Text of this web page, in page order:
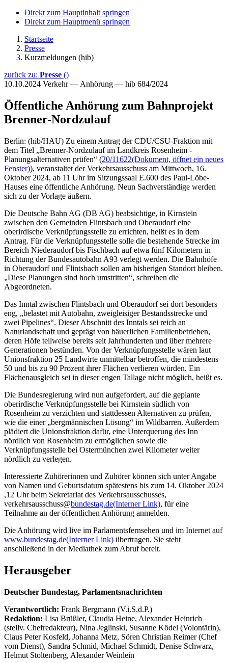
Direkt zum Hauptinhalt springen
Direkt zum Hauptmenü springen
Startseite
Presse
Kurzmeldungen (hib)
zurück zu: Presse ()
10.10.2024 Verkehr — Anhörung — hib 684/2024
Öffentliche Anhörung zum Bahnprojekt
Brenner-Nordzulauf
Berlin: (hib/HAU) Zu einem Antrag der CDU/CSU-Fraktion mit
dem Titel „Brenner-Nordzulauf im Landkreis Rosenheim -
Planungsalternativen prüfen“ (20/11622(Dokument, öffnet ein neues
Fenster)), veranstaltet der Verkehrsausschuss am Mittwoch, 16.
Oktober 2024, ab 11 Uhr im Sitzungssaal E.600 des Paul-Löbe-
Hauses eine öffentliche Anhörung. Neun Sachverständige werden
sich zu der Vorlage äußern.
Die Deutsche Bahn AG (DB AG) beabsichtige, in Kirnstein
zwischen den Gemeinden Flintsbach und Oberaudorf eine
oberirdische Verknüpfungsstelle zu errichten, heißt es in dem
Antrag. Für die Verknüpfungsstelle solle die bestehende Strecke im
Bereich Niederaudorf bis Fischbach auf etwa fünf Kilometern in
Richtung der Bundesautobahn A93 verlegt werden. Die Bahnhöfe
in Oberaudorf und Flintsbach sollen am bisherigen Standort bleiben.
„Diese Planungen sind hoch umstritten“, schreiben die
Abgeordneten.
Das Inntal zwischen Flintsbach und Oberaudorf sei dort besonders
eng, „belastet mit Autobahn, zweigleisiger Bestandsstrecke und
zwei Pipelines“. Dieser Abschnitt des Inntals sei reich an
Naturlandschaft und geprägt von bäuerlichen Familienbetrieben,
deren Höfe teilweise bereits seit Jahrhunderten und über mehrere
Generationen bestünden. Von der Verknüpfungsstelle wären laut
Unionsfraktion 25 Landwirte unmittelbar betroffen, die mindestens
50 und bis zu 90 Prozent ihrer Flächen verlieren würden. Ein
Flächenausgleich sei in dieser engen Tallage nicht möglich, heißt es.
Die Bundesregierung wird nun aufgefordert, auf die geplante
oberirdische Verknüpfungsstelle bei Kirnstein südlich von
Rosenheim zu verzichten und stattdessen Alternativen zu prüfen,
wie die einer „bergmännischen Lösung“ im Wildbarren. Außerdem
plädiert die Unionsfraktion dafür, eine Unterquerung des Inn
nördlich von Rosenheim zu ermöglichen sowie die
Verknüpfungsstelle bei Ostermünchen zwei Kilometer weiter
nördlich zu verlegen.
Interessierte Zuhörerinnen und Zuhörer können sich unter Angabe
von Namen und Geburtsdatum spätestens bis zum 14. Oktober 2024
,12 Uhr beim Sekretariat des Verkehrsausschusses,
verkehrsausschuss@bundestag.de(Interner Link), für eine
Teilnahme an der öffentlichen Anhörung anmelden.
Die Anhörung wird live im Parlamentsfernsehen und im Internet auf
www.bundestag.de(Interner Link) übertragen. Sie steht
anschließend in der Mediathek zum Abruf bereit.
Herausgeber
Deutscher Bundestag, Parlamentsnachrichten
Verantwortlich: Frank Bergmann (V.i.S.d.P.)
Redaktion: Lisa Brüßler, Claudia Heine, Alexander Heinrich
(stellv. Chefredakteur), Nina Jeglinski, Susanne Ködel (Volontärin),
Claus Peter Kosfeld, Johanna Metz, Sören Christian Reimer (Chef
vom Dienst), Sandra Schmid, Michael Schmidt, Denise Schwarz,
Helmut Stoltenberg, Alexander Weinlein